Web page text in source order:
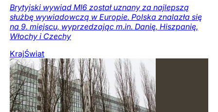
Brytyjski wywiad MI6 został uznany za najlepszą
służbę wywiadowczą w Europie. Polska znalazła się
na 9. miejscu, wyprzedzając m.in. Danię, Hiszpanię,
Włochy i Czechy
KrajŚwiat